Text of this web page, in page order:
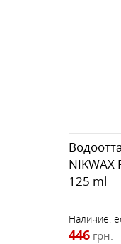
125 ml
Наличие:
446 грн.